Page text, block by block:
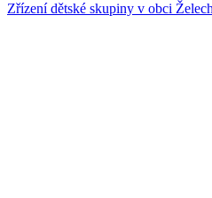
Zřízení dětské skupiny v obci